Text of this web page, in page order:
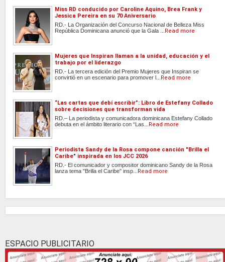
Miss RD conducido por Caroline Aquino, Brea Frank y
Jessica Pereira en su 70 Aniversario
RD.- La Organización del Concurso Nacional de Belleza Miss
República Dominicana anunció que la Gala ... Read more
Mujeres que Inspiran llaman a la unidad, educación y el
trabajo por el liderazgo
RD.- La tercera edición del Premio Mujeres que Inspiran se
convirtió en un escenario para promover l... Read more
“Las cartas que debí escribir”: Libro de Estefany Collado
sobre decisiones que transforman vida
RD.– La periodista y comunicadora dominicana Estefany Collado
debuta en el ámbito literario con “Las... Read more
Periodista Sandy de la Rosa compone canción "Brilla el
Caribe" inspirada en los JCC 2026
RD.- El comunicador y compositor dominicano Sandy de la Rosa
lanza tema "Brilla el Caribe" insp... Read more
ESPACIO PUBLICITARIO